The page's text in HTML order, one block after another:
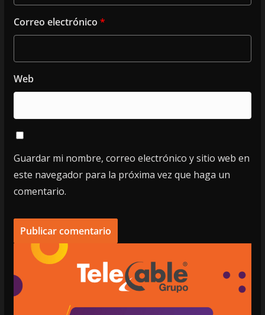
Correo electrónico *
Web
Guardar mi nombre, correo electrónico y sitio web en
este navegador para la próxima vez que haga un
comentario.